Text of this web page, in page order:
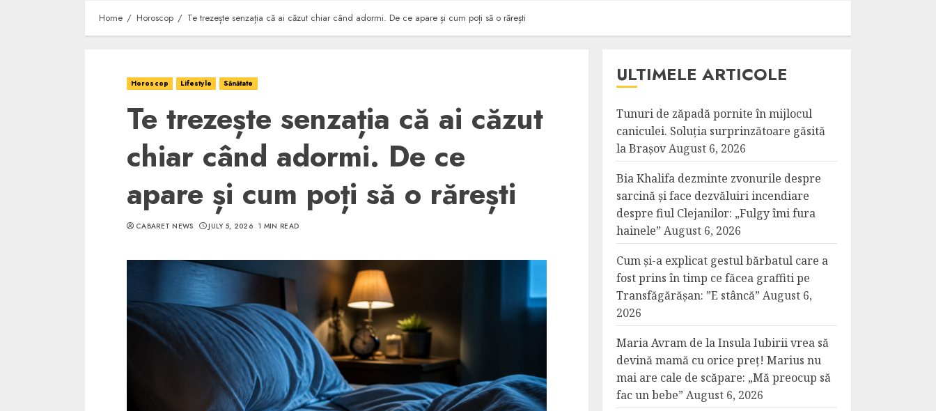
Home Horoscop Te trezește senzația că ai căzut chiar când adormi. De ce apare și cum poți să o rărești
Horoscop Lifestyle Sănătate
Te trezește senzația că ai căzut
chiar când adormi. De ce
apare și cum poți să o rărești
CABARET NEWS JULY 5, 2026 1 MIN READ
ULTIMELE ARTICOLE
Tunuri de zăpadă pornite în mijlocul
caniculei. Soluția surprinzătoare găsită
la BrașovAugust 6, 2026
Bia Khalifa dezminte zvonurile despre
sarcină și face dezvăluiri incendiare
despre fiul Clejanilor: „Fulgy îmi fura
hainele” August 6, 2026
Cum și-a explicat gestul bărbatul care a
fost prins în timp ce făcea graffiti pe
Transfăgărășan: ”E stâncă” August 6,
2026
Maria Avram de la Insula Iubirii vrea să
devină mamă cu orice preț! Marius nu
mai are cale de scăpare: „Mă preocup să
fac un bebe” August 6, 2026